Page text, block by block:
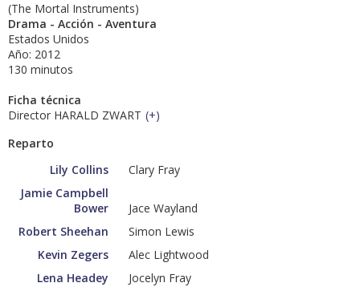
(The Mortal Instruments)
Drama - Acción - Aventura
Estados Unidos
Año: 2012
130 minutos
Ficha técnica
Director HARALD ZWART (+)
Reparto
Lily Collins
Clary Fray
Jamie Campbell
Bower
Jace Wayland
Robert Sheehan
Simon Lewis
Kevin Zegers
Alec Lightwood
Lena Headey
Jocelyn Fray